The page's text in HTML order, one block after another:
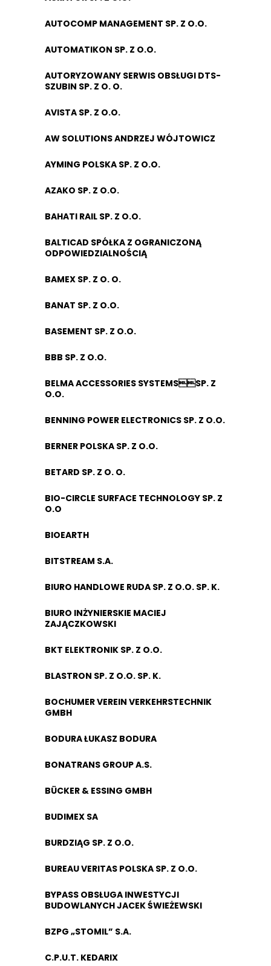
AUTOCOMP MANAGEMENT SP. Z O.O.
AUTOMATIKON SP. Z O.O.
AUTORYZOWANY SERWIS OBSŁUGI DTS-
SZUBIN SP. Z O. O.
AVISTA SP. Z O.O.
AW SOLUTIONS ANDRZEJ WÓJTOWICZ
AYMING POLSKA SP. Z O.O.
AZAKO SP. Z O.O.
BAHATI RAIL SP. Z O.O.
BALTICAD SPÓŁKA Z OGRANICZONĄ
ODPOWIEDZIALNOŚCIĄ
BAMEX SP. Z O. O.
BANAT SP. Z O.O.
BASEMENT SP. Z O.O.
BBB SP. Z O.O.
BELMA ACCESSORIES SYSTEMSSP. Z
O.O.
BENNING POWER ELECTRONICS SP. Z O.O.
BERNER POLSKA SP. Z O.O.
BETARD SP. Z O. O.
BIO-CIRCLE SURFACE TECHNOLOGY SP. Z
O.O
BIOEARTH
BITSTREAM S.A.
BIURO HANDLOWE RUDA SP. Z O.O. SP. K.
BIURO INŻYNIERSKIE MACIEJ
ZAJĄCZKOWSKI
BKT ELEKTRONIK SP. Z O.O.
BLASTRON SP. Z O.O. SP. K.
BOCHUMER VEREIN VERKEHRSTECHNIK
GMBH
BODURA ŁUKASZ BODURA
BONATRANS GROUP A.S.
BÜCKER & ESSING GMBH
BUDIMEX SA
BURDZIĄG SP. Z O.O.
BUREAU VERITAS POLSKA SP. Z O.O.
BYPASS OBSŁUGA INWESTYCJI
BUDOWLANYCH JACEK ŚWIEŻEWSKI
BZPG „STOMIL” S.A.
C.P.U.T. KEDARIX